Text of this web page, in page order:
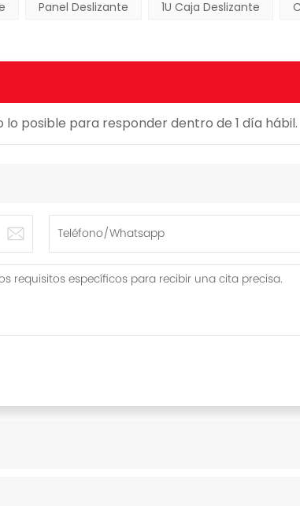
Panel Deslizante 1U Caja Deslizante
posible para responder dentro de 1 día hábil.